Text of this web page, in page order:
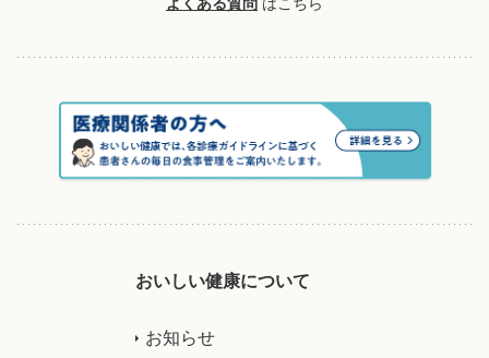
おいしい健康について
お知らせ